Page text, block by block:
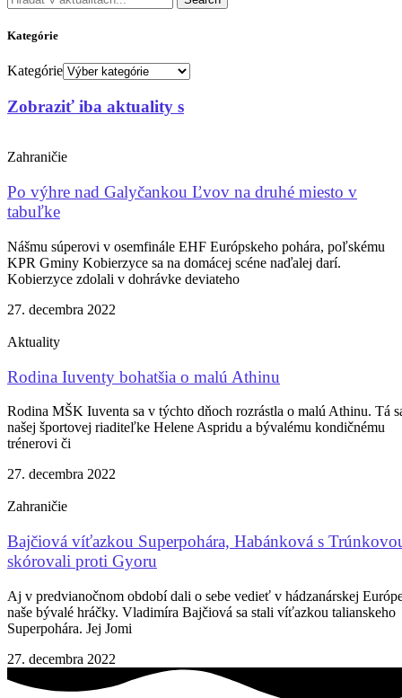
Kategórie
Kategórie
Zobraziť iba aktuality s
Zahraničie
Po výhre nad Galyčankou Ľvov na druhé miesto v
tabuľke
Nášmu súperovi v osemfinále EHF Európskeho pohára, poľskému
KPR Gminy Kobierzyce sa na domácej scéne naďalej darí.
Kobierzyce zdolali v dohrávke deviateho
27. decembra 2022
Aktuality
Rodina Iuventy bohatšia o malú Athinu
Rodina MŠK Iuventa sa v týchto dňoch rozrástla o malú Athinu. Tá
našej športovej riaditeľke Helene Aspridu a bývalému kondičnému
trénerovi či
27. decembra 2022
Zahraničie
Bajčiová víťazkou Superpohára, Habánková s
skórovali proti Gyoru
Aj v predvianočnom období dali o sebe vedieť v hádzanárskej
naše bývalé hráčky. Vladimíra Bajčiová sa stali víťazkou talianskeho
Superpohára. Jej Jomi
27. decembra 2022